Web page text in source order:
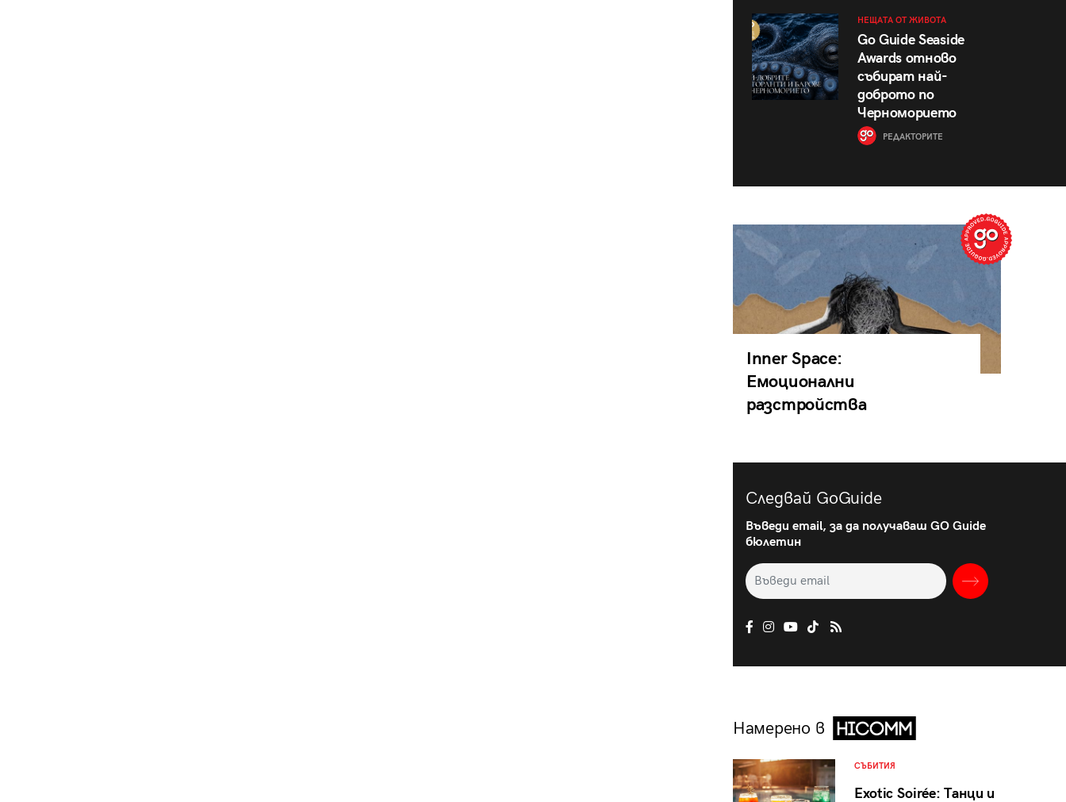
НЕЩАТА ОТ ЖИВОТА
Go Guide Seaside
Awards отново
събират най-
доброто по
Черноморието
РЕДАКТОРИТЕ
Inner Space:
Емоционални
разстройства
Следвай GoGuide
Въведи email, за да получаваш GO Guide
бюлетин
Намерено в
СЪБИТИЯ
Exotic Soirée: Танци и